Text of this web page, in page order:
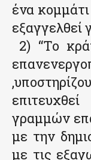
ένα
εξαγγελθεί
2) “Το
γραμμών
με την
με τις